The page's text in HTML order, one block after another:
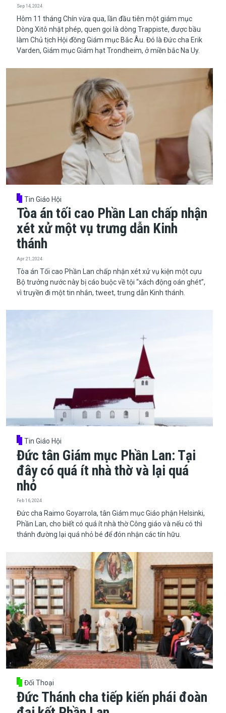
Sep 14, 2024
Hôm 11 tháng Chín vừa qua, lần đầu tiên một giám mục
Dòng Xitô nhặt phép, quen gọi là dòng Trappiste, được bầu
làm Chủ tịch Hội đồng Giám mục Bắc Âu. Đó là Đức cha Erik
Varden, Giám mục Giám hạt Trondheim, ở miền bắc Na Uy.
Tin Giáo Hội
Tòa án tối cao Phần Lan chấp nhận
xét xử một vụ trưng dẫn Kinh
thánh
Apr 21, 2024
Tòa án Tối cao Phần Lan chấp nhận xét xử vụ kiện một cựu
Bộ trưởng nước này bị cáo buộc về tội “xách động oán ghét”,
vì truyền đi một tin nhắn, tweet, trưng dẫn Kinh thánh.
Tin Giáo Hội
Đức tân Giám mục Phần Lan: Tại
đây có quá ít nhà thờ và lại quá
nhỏ
Feb 16, 2024
​​​​​​​Đức cha Raimo Goyarrola, tân Giám mục Giáo phận Helsinki,
Phần Lan, cho biết có quá ít nhà thờ Công giáo và nếu có thì
thánh đường lại quá nhỏ bé để đón nhận các tín hữu.
Đối Thoại
Đức Thánh cha tiếp kiến phái đoàn